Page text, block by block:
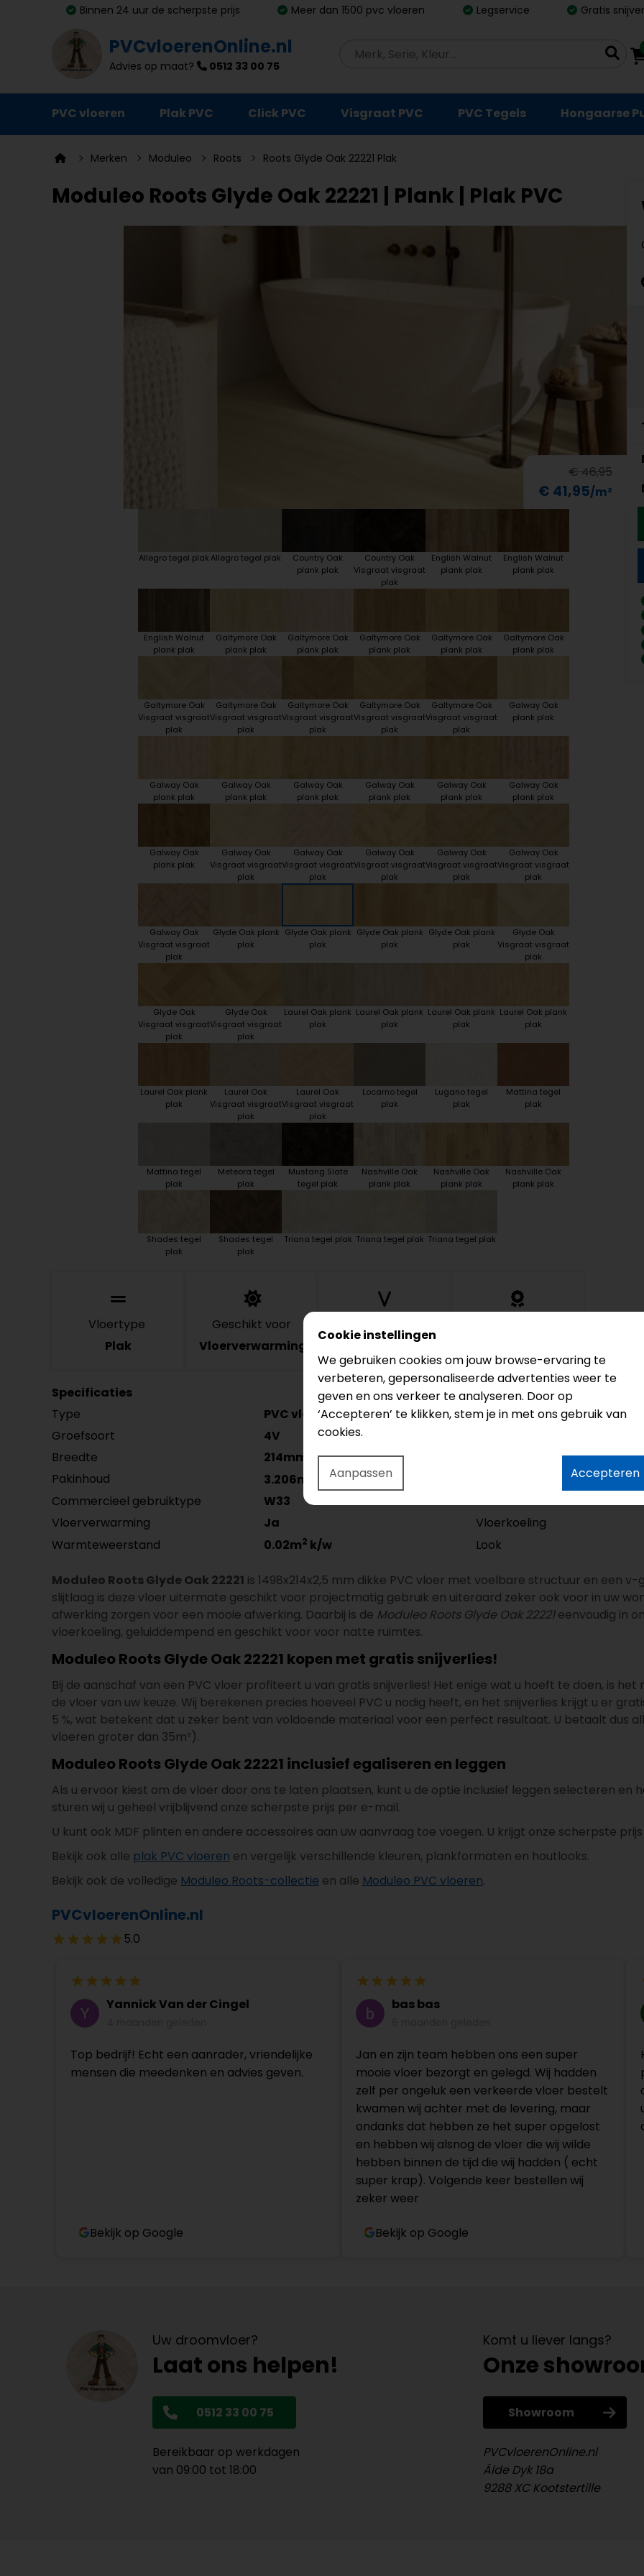
Binnen 24 uur de scherpste prijs Meer dan 1500 pvc vloeren Legservice Gratis
PVCvloerenOnline.nl
Advies op maat? 0512 33 00 75
PVC vloeren Plak PVC Click PVC Visgraat PVC PVC Tegels Hongaarse
Ondervloeren
Plinten
Merken Moduleo Roots Roots Glyde Oak 22221 Plak
Moduleo Roots Glyde Oak 22221 | Plank | Plak PVC
€ 46,95
€ 41,95
Allegro tegel plakAllegro tegel plak
Country Oak
plank plak
Country Oak
Visgraat visgraat
plak
English Walnut
plank plak
English Walnut
plank plak
English Walnut
plank plak
Galtymore Oak
plank plak
Galtymore Oak
plank plak
Galtymore Oak
plank plak
Galtymore Oak
plank plak
Galtymore Oak
plank plak
Galtymore Oak
Visgraat visgraat
plak
Galtymore Oak
Visgraat visgraat
plak
Galtymore Oak
Visgraat visgraat
plak
Galtymore Oak
Visgraat visgraat
plak
Galtymore Oak
Visgraat visgraat
plak
Galway Oak
plank plak
Galway Oak
plank plak
Galway Oak
plank plak
Galway Oak
plank plak
Galway Oak
plank plak
Galway Oak
plank plak
Galway Oak
plank plak
Galway Oak
plank plak
Galway Oak
Visgraat visgraat
plak
Galway Oak
Visgraat visgraat
plak
Galway Oak
Visgraat visgraat
plak
Galway Oak
Visgraat visgraat
plak
Galway Oak
Visgraat visgraat
plak
Galway Oak
Visgraat visgraat
plak
Glyde Oak plank
plak
Glyde Oak plank
plak
Glyde Oak plank
plak
Glyde Oak plank
plak
Glyde Oak
Visgraat visgraat
plak
Glyde Oak
Visgraat visgraat
plak
Glyde Oak
Visgraat visgraat
plak
Laurel Oak plank
plak
Laurel Oak plank
plak
Laurel Oak plank
plak
Laurel Oak plank
plak
Laurel Oak plank
plak
Laurel Oak
Visgraat visgraat
plak
Laurel Oak
Visgraat visgraat
plak
Locarno tegel
plak
Lugano tegel
plak
Mattina tegel
plak
Mattina tegel
plak
Meteora tegel
plak
Mustang Slate
tegel plak
Nashville Oak
plank plak
Nashville Oak
plank plak
Nashville Oak
plank plak
Shades tegel
plak
Shades tegel
plak
Triana tegel plak Triana tegel plak Triana tegel plak
Vloertype
Plak
Geschikt voor
Vloerverwarming
Specificaties
Type
PVC vloer Model
Groefsoort
4V
Breedte
214mm
Pakinhoud
3.206m
Commercieel gebruiktype
W33 Garantie
Vloerverwarming
Ja Vloerkoeling
Warmteweerstand
0.02m2 k/w Look
Moduleo Roots Glyde Oak 22221 is 1498x214x2,5 mm dikke PVC vloer met voelbare structuur en een
slijtlaag is deze vloer uitermate geschikt voor projectmatig gebruik en uiteraard zeker ook voor in uw
afwerking zorgen voor een mooie afwerking. Daarbij is de Moduleo Roots Glyde Oak 22221eenvoudig in
vloerkoeling, geluiddempend en geschikt voor voor natte ruimtes.
Moduleo Roots Glyde Oak 22221 kopen met gratis snijverlies!
Bij de aanschaf van een PVC vloer profiteert u van gratis snijverlies! Het enige wat u hoeft te doen, is
de vloer van uw keuze. Wij berekenen precies hoeveel PVC u nodig heeft, en het snijverlies krijgt u er
5 %, wat betekent dat u zeker bent van voldoende materiaal voor een perfect resultaat. U betaalt dus
vloeren groter dan 35m²).
Moduleo Roots Glyde Oak 22221 inclusief egaliseren en leggen
Als u ervoor kiest om de vloer door ons te laten plaatsen, kunt u de optie inclusief leggen selecteren en
sturen wij u geheel vrijblijvend onze scherpste prijs per e-mail.
U kunt ook MDF plinten en andere accessoires aan uw aanvraag toe voegen. U krijgt onze scherpste
Bekijk ook alle plak PVC vloeren en vergelijk verschillende kleuren, plankformaten en houtlooks.
Bekijk ook de volledige Moduleo Roots-collectie en alle Moduleo PVC vloeren.
PVCvloerenOnline.nl
5.0
Yannick Van der Cingel
Top bedrijf! Echt een aanrader, vriendelijke
mensen die meedenken en advies geven.
Bekijk op Google
bas bas
Jan en zijn team hebben ons een super
mooie vloer bezorgt en gelegd. Wij hadden
zelf per ongeluk een verkeerde vloer bestelt
kwamen wij achter met de levering, maar
ondanks dat hebben ze het super opgelost
en hebben wij alsnog de vloer die wij wilde
hebben binnen de tijd die wij hadden ( echt
super krap). Volgende keer bestellen wij
zeker weer
Bekijk op Google
Cookie instellingen
We gebruiken cookies om jouw browse-ervaring te
verbeteren, gepersonaliseerde advertenties weer te
geven en ons verkeer te analyseren. Door op
‘Accepteren’ te klikken, stem je in met ons gebruik van
cookies.
Aanpassen Accepteren
Uw droomvloer?
Laat ons helpen!
0512 33 00 75
Bereikbaar op werkdagen
van 09:00 tot 18:00
Komt u liever langs?
Onze
Showroom
PVCvloerenOnline.nl
Âlde Dyk 18a
9288 XC Kootstertille